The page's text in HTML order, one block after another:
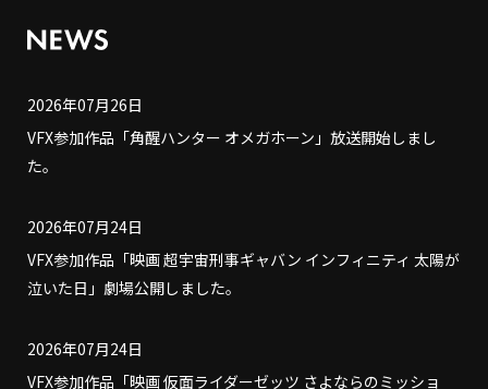
2026年07月26日
VFX参加作品「角醒ハンター オメガホーン」放送開始しまし
た。
2026年07月24日
VFX参加作品「映画 超宇宙刑事ギャバン インフィニティ 太陽が
泣いた日」劇場公開しました。
2026年07月24日
VFX参加作品「映画 仮面ライダーゼッツ さよならのミッショ